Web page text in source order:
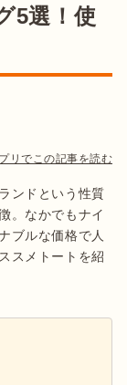
5選！使
リでこの記事を読む
ンドという性質
。なかでもナイ
ブルな価格で人
スメトートを紹